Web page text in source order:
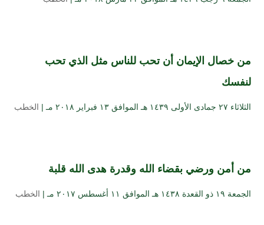
من خصال الإيمان أن تحب للناس مثل الذي تحب
لنفسك
الثلاثاء ۲۷ جمادى الأولى ۱٤۳۹ هـ الموافق ۱۳ فبراير ۲۰۱۸ مـ | الخطب
من أمن ورضي بقضاء الله وقدرة هدى الله قلبة
الجمعة ۱۹ ذو القعدة ۱٤۳۸ هـ الموافق ۱۱ أغسطس ۲۰۱۷ مـ | الخطب